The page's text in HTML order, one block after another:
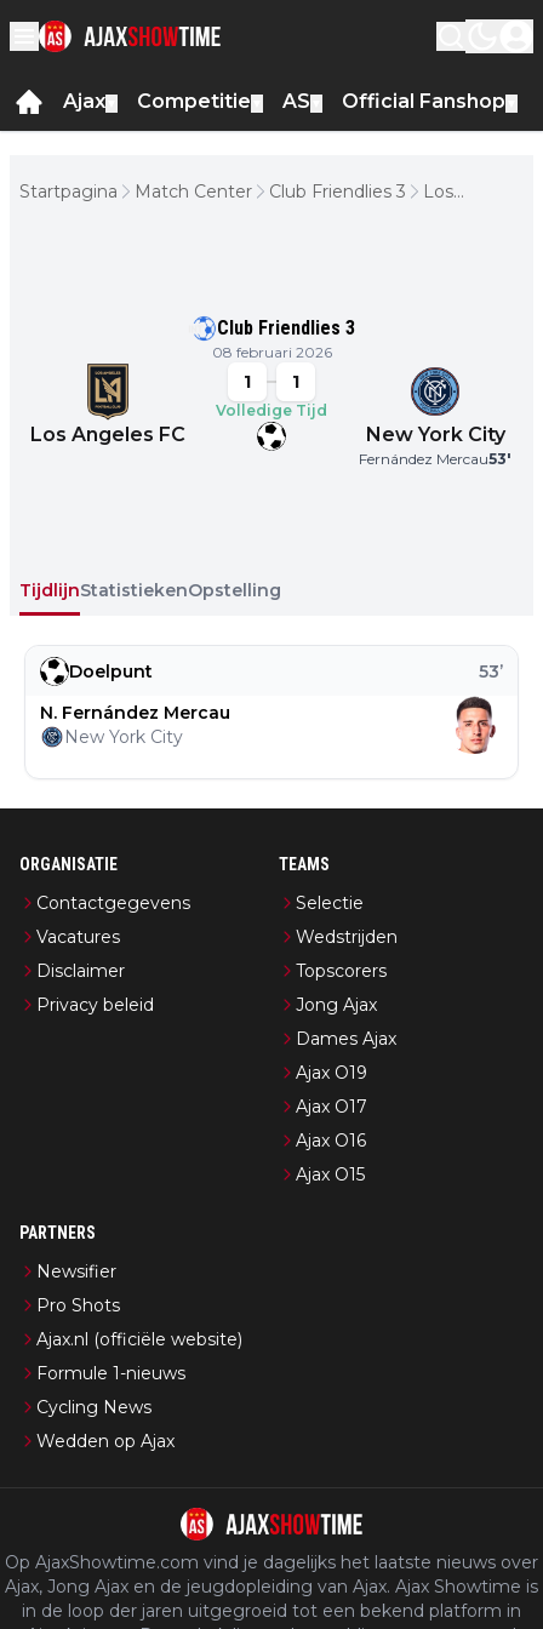
Ajax Competitie AS Official Fanshop
Startpagina Match Center Club Friendlies 3
Los
Club Friendlies 3
08 februari 2026
Los Angeles FC
1 1
Volledige Tijd
New York City
Fernández Mercau53'
TijdlijnStatistiekenOpstelling
Doelpunt 53’
N. Fernández Mercau
New York City
ORGANISATIE
Contactgegevens
Vacatures
Disclaimer
Privacy beleid
TEAMS
Selectie
Wedstrijden
Topscorers
Jong Ajax
Dames Ajax
Ajax O19
Ajax O17
Ajax O16
Ajax O15
PARTNERS
Newsifier
Pro Shots
Ajax.nl (officiële website)
Formule 1-nieuws
Cycling News
Wedden op Ajax
Op AjaxShowtime.com vind je dagelijks het laatste nieuws over
Ajax, Jong Ajax en de jeugdopleiding van Ajax. Ajax Showtime is
in de loop der jaren uitgegroeid tot een bekend platform in